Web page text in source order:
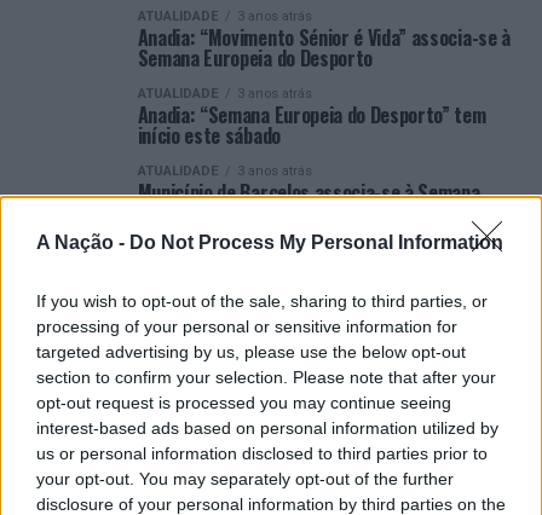
A Nação - Do Not Process My Personal Information
If you wish to opt-out of the sale, sharing to third parties, or
processing of your personal or sensitive information for
targeted advertising by us, please use the below opt-out
section to confirm your selection. Please note that after your
opt-out request is processed you may continue seeing
interest-based ads based on personal information utilized by
us or personal information disclosed to third parties prior to
your opt-out. You may separately opt-out of the further
disclosure of your personal information by third parties on the
ATUALIDADE 3 anos atrás
Anadia: “Movimento Sénior é Vida” associa-se à
Semana Europeia do Desporto
ATUALIDADE 3 anos atrás
Anadia: “Semana Europeia do Desporto” tem
início este sábado
ATUALIDADE 3 anos atrás
Município de Barcelos associa-se à Semana
ATUALIDADE 3 anos atrás
ATUALIDADE 4 anos atrás
Viana do Castelo celebra Semana Europeia do
Desporto com muitas atividades
ATUALIDADE 4 anos atrás
Semana Europeia do Desporto em Barcelos
ATUALIDADE 4 anos atrás
Anadia associa-se à “Semana Europeia do
Desporto”